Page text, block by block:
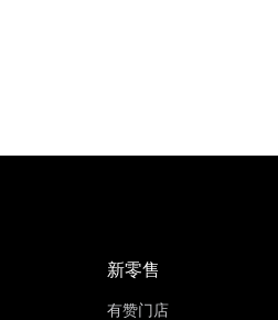
新零售
有赞门店